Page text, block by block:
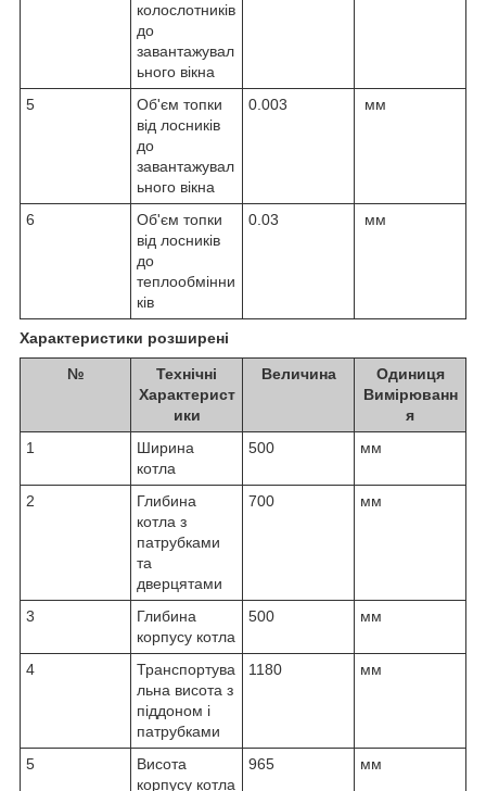
колослотників
до
завантажувал
ьного вікна
5
Об'єм топки
від лосників
до
завантажувал
ьного вікна
0.003 мм
6
Об'єм топки
від лосників
до
теплообмінни
ків
0.03 мм
Характеристики розширені
№
Технічні
Характерист
ики
Величина
Одиниця
Вимірюванн
я
1
Ширина
котла
500 мм
2
Глибина
котла з
патрубками
та
дверцятами
700 мм
3
Глибина
корпусу котла
500 мм
4
Транспортува
льна висота з
піддоном і
патрубками
1180 мм
5
Висота
корпусу котла
965 мм